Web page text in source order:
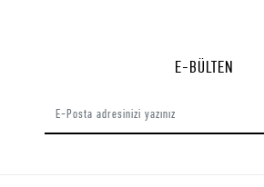
E-BÜLTEN